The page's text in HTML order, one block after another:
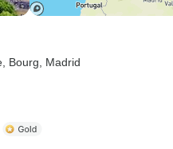
, Bourg , Madrid